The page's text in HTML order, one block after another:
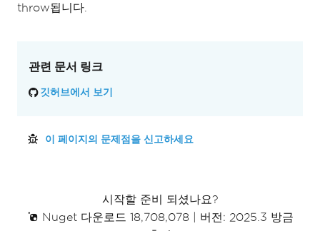
throw됩니다.
관련 문서 링크
깃허브에서 보기
이 페이지의 문제점을 신고하세요
시작할 준비 되셨나요?
Nuget 다운로드 18,708,078| 버전: 2025.3 방금